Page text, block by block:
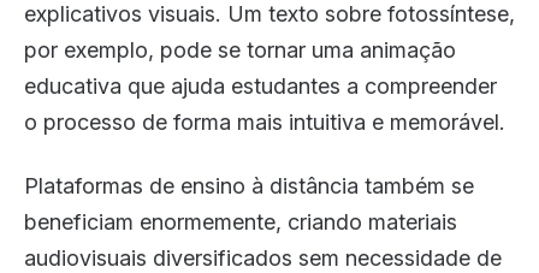
explicativos visuais. Um texto sobre fotossíntese,
por exemplo, pode se tornar uma animação
educativa que ajuda estudantes a compreender
o processo de forma mais intuitiva e memorável.
Plataformas de ensino à distância também se
beneficiam enormemente, criando materiais
audiovisuais diversificados sem necessidade de